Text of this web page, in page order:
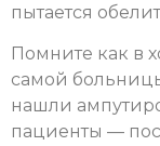
пытается
Помните как в
самой
нашли
пациенты —